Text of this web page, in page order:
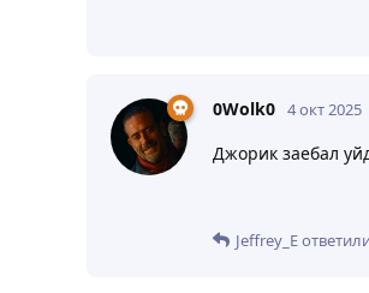
0Wolk0 4 окт 2025
Джорик заебал
Jeffrey_E